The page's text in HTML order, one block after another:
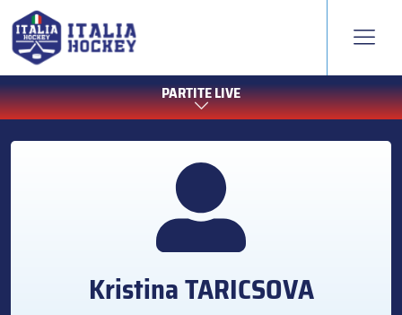
PARTITE LIVE
KristinaTARICSOVA